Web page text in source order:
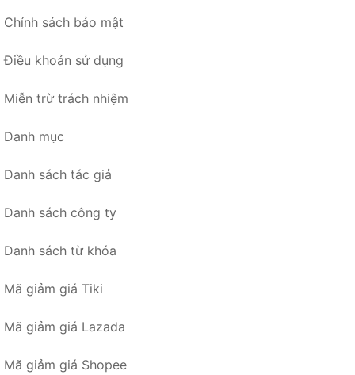
Chính sách bảo mật
Điều khoản sử dụng
Miễn trừ trách nhiệm
Danh mục
Danh sách tác giả
Danh sách công ty
Danh sách từ khóa
Mã giảm giá Tiki
Mã giảm giá Lazada
Mã giảm giá Shopee